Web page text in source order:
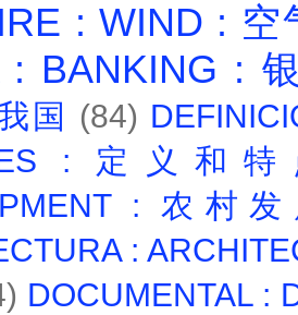
: WIND : 空
: BANKING :
国 (84)
: 定义和
: 农村
:
DOCUMENTAL :